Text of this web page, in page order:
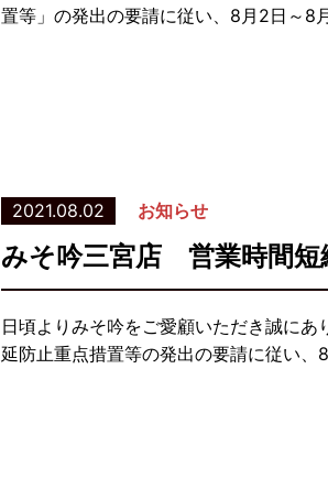
置等」の発出の要請に従い、8月2日～8
2021.08.02 お知らせ
みそ吟三宮店 営業時間短
日頃よりみそ吟をご愛顧いただき誠に
延防止重点措置等の発出の要請に従い